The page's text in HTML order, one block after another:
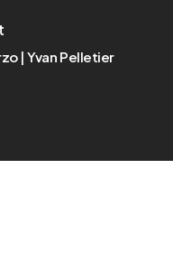
| Yvan Pelletier